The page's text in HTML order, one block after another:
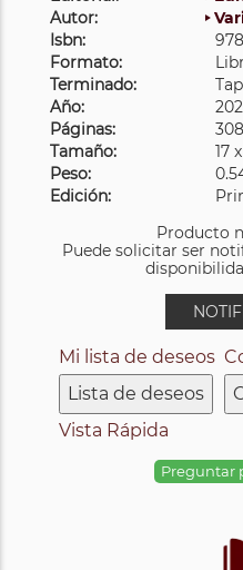
Autor:
Isbn:
Formato:
Terminado:
Año:
Páginas:
308
Tamaño:
17
Peso:
Edición:
Producto
Puede solicitar ser
Mi lista de deseos
Lista de deseos
Vista Rápida
Preguntar